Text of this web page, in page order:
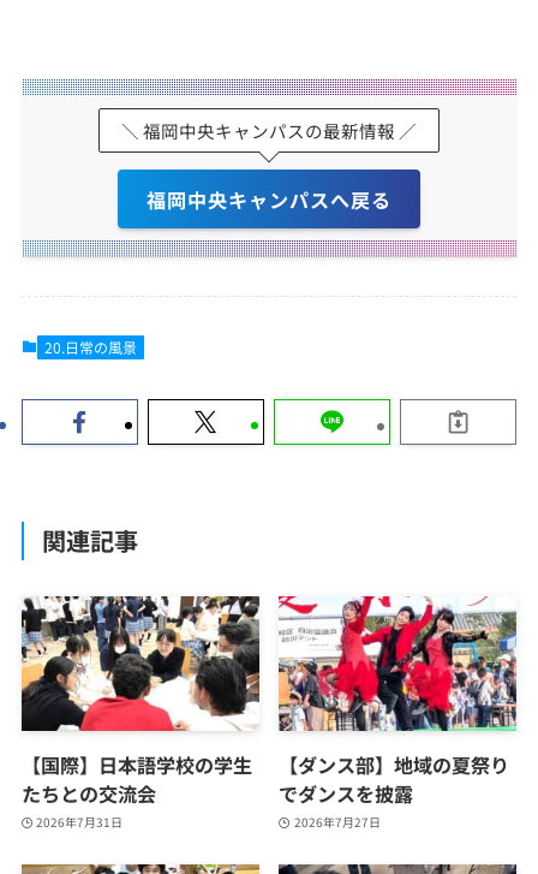
＼ 福岡中央キャンパスの最新情報 ／
福岡中央キャンパスへ戻る
20.日常の風景
関連記事
【国際】日本語学校の学生
たちとの交流会
2026年7月31日
【ダンス部】地域の夏祭り
でダンスを披露
2026年7月27日